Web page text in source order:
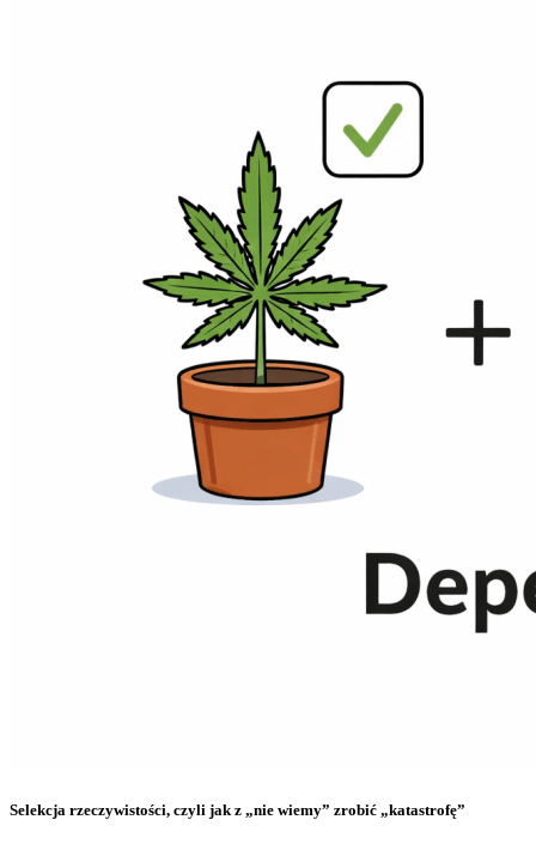
Selekcja rzeczywistości, czyli jak z „nie wiemy” zrobić „katastrofę”